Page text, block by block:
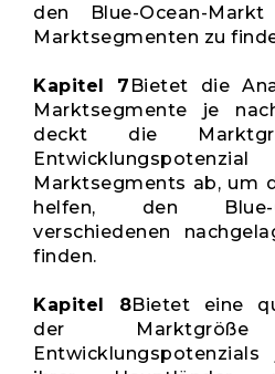
den Blue-Ocean-
Marktsegmenten zu
Kapitel 7 Bietet die
Marktsegmente je
deckt die
Marktsegments ab, um
helfen, den Blue-
verschiedenen
finden.
Kapitel 8Bietet eine
der